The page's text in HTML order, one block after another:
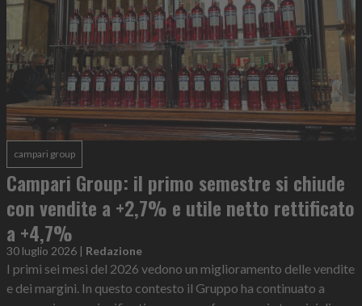
campari group
Campari Group: il primo semestre si chiude
con vendite a +2,7% e utile netto rettificato
a +4,7%
30 luglio 2026 | Redazione
I primi sei mesi del 2026 vedono un miglioramento delle vendite
e dei margini. In questo contesto il Gruppo ha continuato a